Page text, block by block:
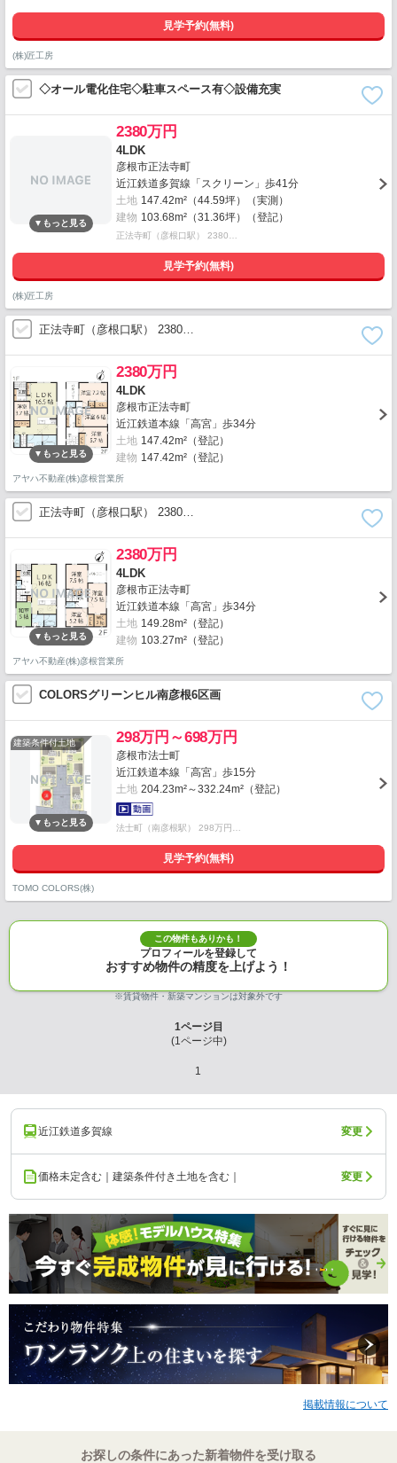
見学予約(無料)
(株)匠工房
◇オール電化住宅◇駐車スペース有◇設備充実
2380万円
4LDK
彦根市正法寺町
近江鉄道多賀線「スクリーン」歩41分
土地 147.42m²（44.59坪）（実測）
建物 103.68m²（31.36坪）（登記）
正法寺町（彦根口駅） 2380…
見学予約(無料)
(株)匠工房
正法寺町（彦根口駅） 2380…
2380万円
4LDK
彦根市正法寺町
近江鉄道本線「高宮」歩34分
土地 147.42m²（登記）
建物 147.42m²（登記）
アヤハ不動産(株)彦根営業所
正法寺町（彦根口駅） 2380…
2380万円
4LDK
彦根市正法寺町
近江鉄道本線「高宮」歩34分
土地 149.28m²（登記）
建物 103.27m²（登記）
アヤハ不動産(株)彦根営業所
COLORSグリーンヒル南彦根6区画
建築条件付土地 298万円～698万円
彦根市法士町
近江鉄道本線「高宮」歩15分
土地 204.23m²～332.24m²（登記）
法士町（南彦根駅） 298万円…
見学予約(無料)
TOMO COLORS(株)
この物件もありかも！
プロフィールを登録して
おすすめ物件の精度を上げよう！
※賃貸物件・新築マンションは対象外です
1ページ目
(1ページ中)
1
近江鉄道多賀線 変更
価格未定含む｜建築条件付き土地を含む｜ 変更
掲載情報について
お探しの条件にあった新着物件を受け取る